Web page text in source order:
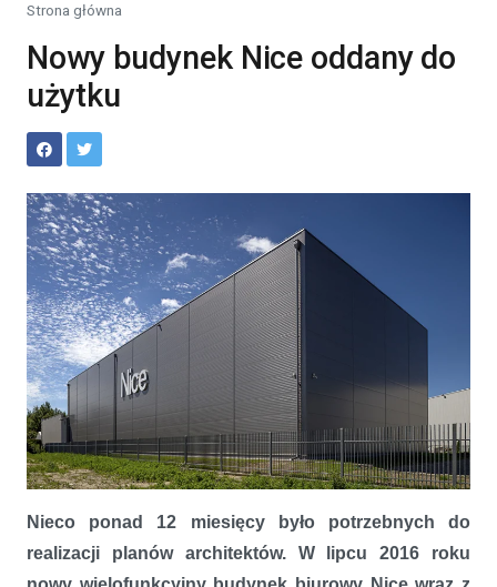
Strona główna
Nowy budynek Nice oddany do
użytku
Nieco ponad 12 miesięcy było potrzebnych do
realizacji planów architektów. W lipcu 2016 roku